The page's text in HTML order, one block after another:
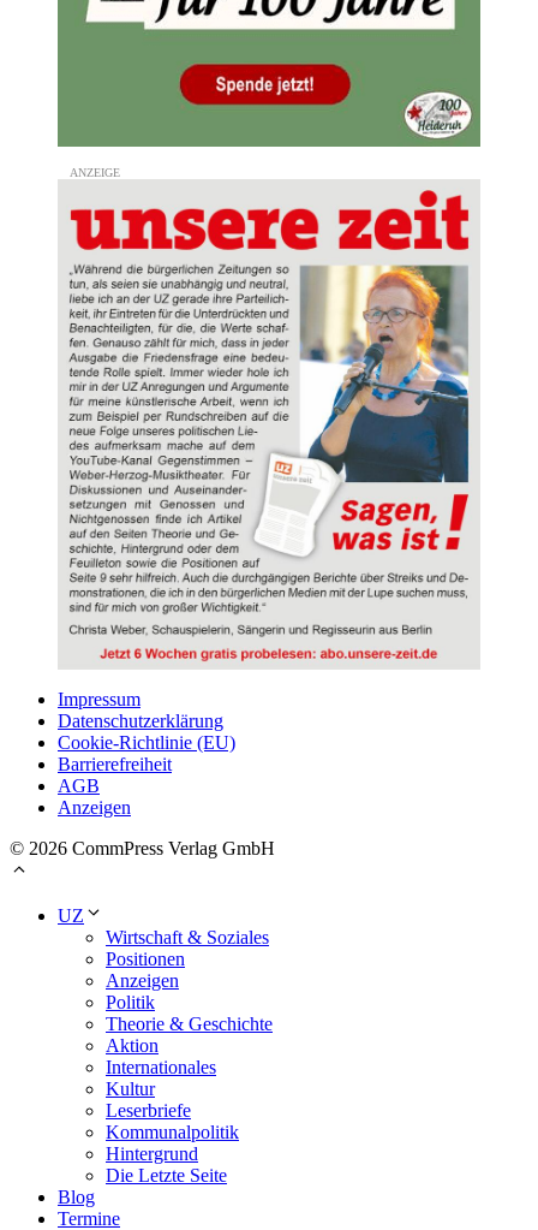
Impressum
Datenschutzerklärung
Cookie-Richtlinie (EU)
Barrierefreiheit
AGB
Anzeigen
© 2026 CommPress Verlag GmbH
UZ
Wirtschaft & Soziales
Positionen
Anzeigen
Politik
Theorie & Geschichte
Aktion
Internationales
Kultur
Leserbriefe
Kommunalpolitik
Hintergrund
Die Letzte Seite
Blog
Termine